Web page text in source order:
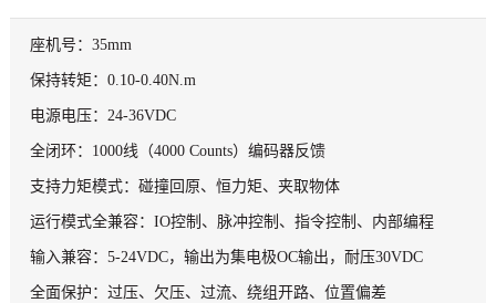
座机号：35mm
保持转矩：0.10-0.40N.m
电源电压：24-36VDC
全闭环：1000线（4000 Counts）编码器反馈
支持力矩模式：碰撞回原、恒力矩、夹取物体
运行模式全兼容：IO控制、脉冲控制、指令控制、内部编程
输入兼容：5-24VDC，输出为集电极OC输出，耐压30VDC
全面保护：过压、欠压、过流、绕组开路、位置偏差